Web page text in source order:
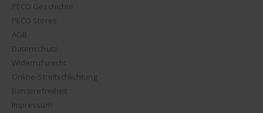
PECO Geschichte
PECO Stores
AGB
Datenschutz
Widerrufsrecht
Online-Streitschlichtung
Barrierefreiheit
Impressum